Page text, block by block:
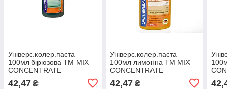
Універс.колер.паста
100мл бірюзова ТМ MIX
CONCENTRATE
42,47 ₴
Універс.колер.паста
100мл лимонна ТМ MIX
CONCENTRATE
42,47₴